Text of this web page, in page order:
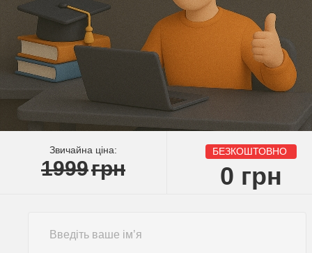
Звичайна ціна:
1999грн
БЕЗКОШТОВНО
0 грн